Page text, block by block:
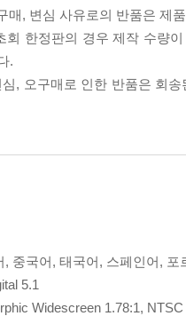
매, 변심 사유로의 반품은 제
회 한정판의 경우 제작 수량
.
, 오구매로 인한 반품은 회
, 중국어, 태국어, 스페인어, 포
5.1
Widescreen 1.78:1, NTSC